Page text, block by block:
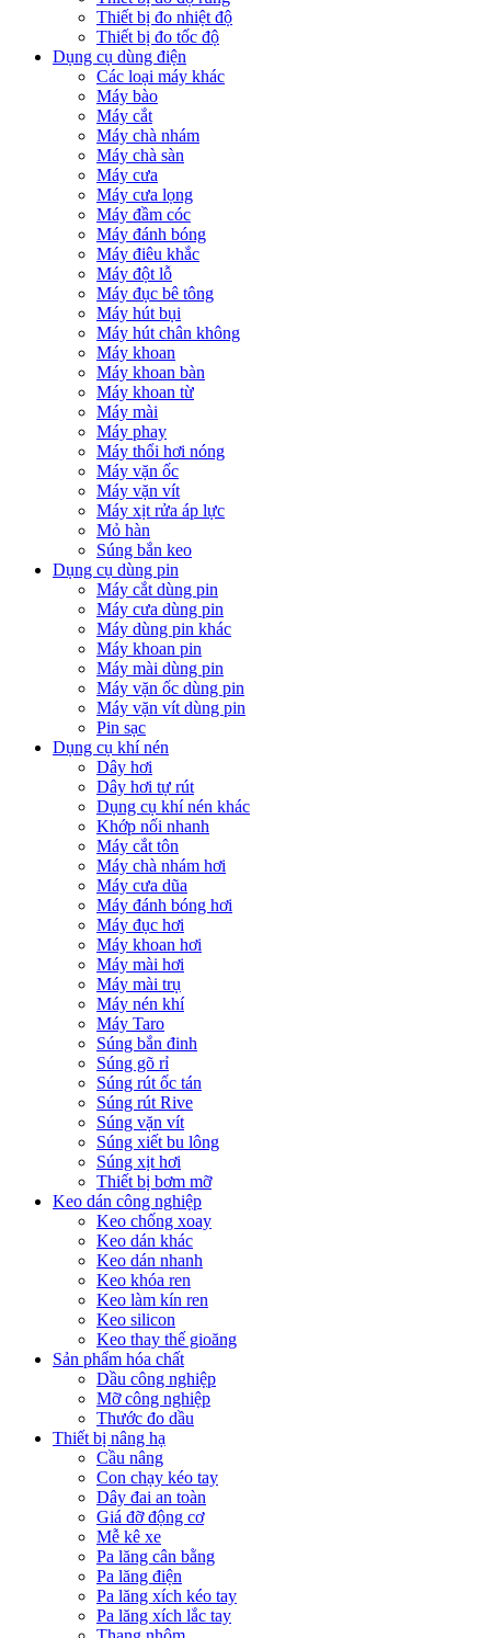
Thiết bị đo nhiệt độ
Thiết bị đo tốc độ
Dụng cụ dùng điện
Các loại máy khác
Máy bào
Máy cắt
Máy chà nhám
Máy chà sàn
Máy cưa
Máy cưa lọng
Máy đầm cóc
Máy đánh bóng
Máy điêu khắc
Máy đột lỗ
Máy đục bê tông
Máy hút bụi
Máy hút chân không
Máy khoan
Máy khoan bàn
Máy khoan từ
Máy mài
Máy phay
Máy thổi hơi nóng
Máy vặn ốc
Máy vặn vít
Máy xịt rửa áp lực
Mỏ hàn
Súng bắn keo
Dụng cụ dùng pin
Máy cắt dùng pin
Máy cưa dùng pin
Máy dùng pin khác
Máy khoan pin
Máy mài dùng pin
Máy vặn ốc dùng pin
Máy vặn vít dùng pin
Pin sạc
Dụng cụ khí nén
Dây hơi
Dây hơi tự rút
Dụng cụ khí nén khác
Khớp nối nhanh
Máy cắt tôn
Máy chà nhám hơi
Máy cưa dũa
Máy đánh bóng hơi
Máy đục hơi
Máy khoan hơi
Máy mài hơi
Máy mài trụ
Máy nén khí
Máy Taro
Súng bắn đinh
Súng gõ rỉ
Súng rút ốc tán
Súng rút Rive
Súng vặn vít
Súng xiết bu lông
Súng xịt hơi
Thiết bị bơm mỡ
Keo dán công nghiệp
Keo chống xoay
Keo dán khác
Keo dán nhanh
Keo khóa ren
Keo làm kín ren
Keo silicon
Keo thay thế gioăng
Sản phẩm hóa chất
Dầu công nghiệp
Mỡ công nghiệp
Thước đo dầu
Thiết bị nâng hạ
Cầu nâng
Con chạy kéo tay
Dây đai an toàn
Giá đỡ động cơ
Mễ kê xe
Pa lăng cân bằng
Pa lăng điện
Pa lăng xích kéo tay
Pa lăng xích lắc tay